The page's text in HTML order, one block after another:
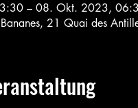
– 08. Okt. 2023,
21 Quai des